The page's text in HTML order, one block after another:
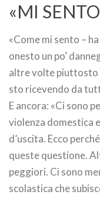
«MI
«Come mi sento –
onesto un po’
altre volte piuttosto
sto ricevendo da
E ancora: «Ci sono
violenza domestica
d’uscita. Ecco
queste questione.
peggiori. Ci sono
scolastica che